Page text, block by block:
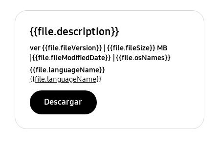
{{file.description}}
ver {{file.fileVersion}} {{file.fileSize}} MB
{{file.fileModifiedDate}} {{file.osNames}}
{{file.languageName}}
{{file.languageName}}
Descargar